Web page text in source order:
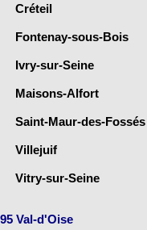
Créteil
Fontenay-sous-Bois
Ivry-sur-Seine
Maisons-Alfort
Saint-Maur-des-Fossés
Villejuif
Vitry-sur-Seine
95 Val-d'Oise